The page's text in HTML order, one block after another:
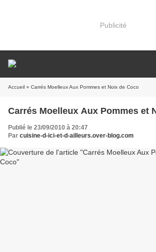
Publicité
Accueil » Carrés Moelleux Aux Pommes et Noix de Coco
Carrés Moelleux Aux Pommes et
Publié le 23/09/2010 à 20:47
Par cuisine-d-ici-et-d-ailleurs.over-blog.com